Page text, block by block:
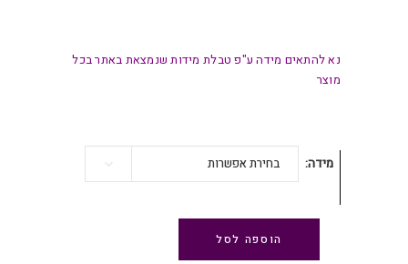
נא להתאים מידה ע"פ טבלת מידות שנמצאת באתר בכל
מוצר
מידה בחירת אפשרות
הוספה לסל